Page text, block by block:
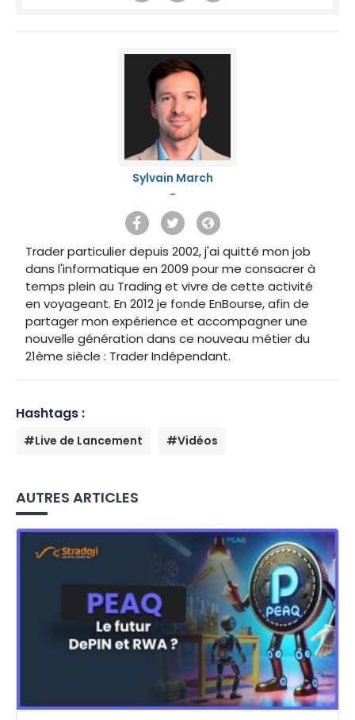
Sylvain March
-
Trader particulier depuis 2002, j'ai quitté mon job
dans l'informatique en 2009 pour me consacrer à
temps plein au Trading et vivre de cette activité
en voyageant. En 2012 je fonde EnBourse, afin de
partager mon expérience et accompagner une
nouvelle génération dans ce nouveau métier du
21ème siècle : Trader Indépendant.
Hashtags :
#Live de Lancement #Vidéos
AUTRES ARTICLES